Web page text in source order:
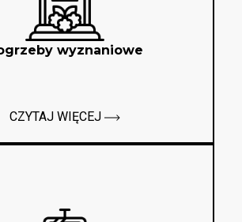
wyznaniowe
CZYTAJ WIĘCEJ